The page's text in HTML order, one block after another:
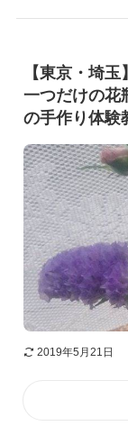
【東京・埼
一つだけの花
の手作り体験
2019年5月21日